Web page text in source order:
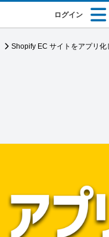
ログイン
Shopify EC サイトをアプリ化